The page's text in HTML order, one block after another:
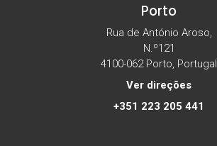
Porto
Rua de António Aroso,
N.º121
4100-062 Porto, Portugal
Ver direções
+351 223 205 441